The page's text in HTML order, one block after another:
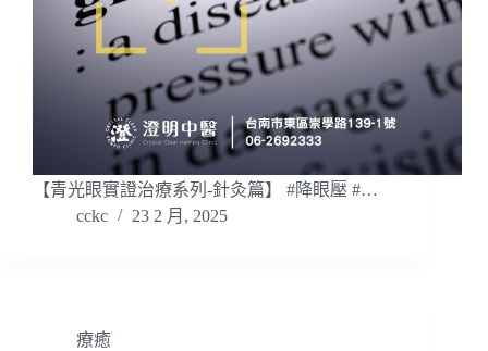
【青光眼實證治療系列-針灸篇】 #降眼壓 #…
cckc
23 2 月, 2025
療癒